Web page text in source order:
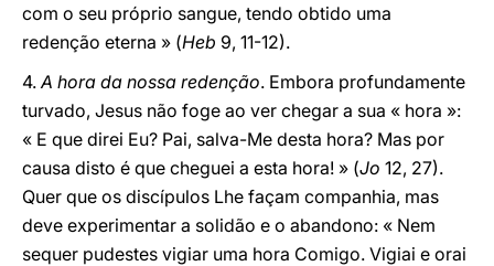
com o seu próprio sangue, tendo obtido uma
redenção eterna » (Heb 9, 11-12).
4.A hora da nossa redenção. Embora profundamente
turvado, Jesus não foge ao ver chegar a sua « hora »:
« E que direi Eu? Pai, salva-Me desta hora? Mas por
causa disto é que cheguei a esta hora! » (Jo 12, 27).
Quer que os discípulos Lhe façam companhia, mas
deve experimentar a solidão e o abandono: « Nem
sequer pudestes vigiar uma hora Comigo. Vigiai e orai